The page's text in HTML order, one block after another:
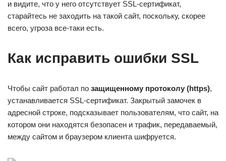
и видите, что у него отсутствует SSL-сертификат,
старайтесь не заходить на такой сайт, поскольку, скорее
всего, угроза все-таки есть.
Как исправить ошибки SSL
Чтобы сайт работал по защищенному протоколу (https),
устанавливается SSL-сертификат. Закрытый замочек в
адресной строке, подсказывает пользователям, что сайт, на
котором они находятся безопасен и трафик, передаваемый,
между сайтом и браузером клиента шифруется.